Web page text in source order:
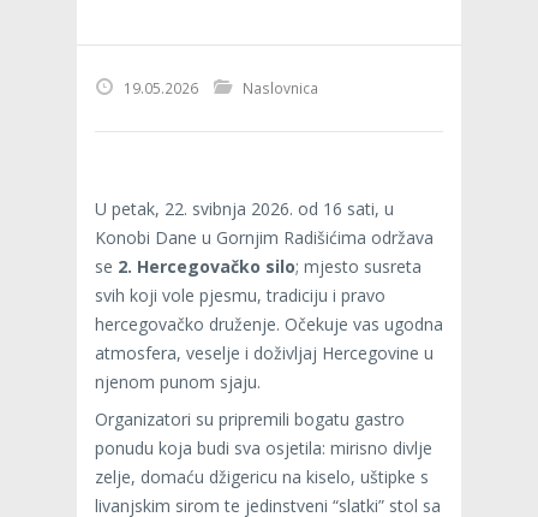
19.05.2026 Naslovnica
U petak, 22. svibnja 2026. od 16 sati, u
Konobi Dane u Gornjim Radišićima održava
se 2. Hercegovačko silo; mjesto susreta
svih koji vole pjesmu, tradiciju i pravo
hercegovačko druženje. Očekuje vas ugodna
atmosfera, veselje i doživljaj Hercegovine u
njenom punom sjaju.
Organizatori su pripremili bogatu gastro
ponudu koja budi sva osjetila: mirisno divlje
zelje, domaću džigericu na kiselo, uštipke s
livanjskim sirom te jedinstveni “slatki” stol sa